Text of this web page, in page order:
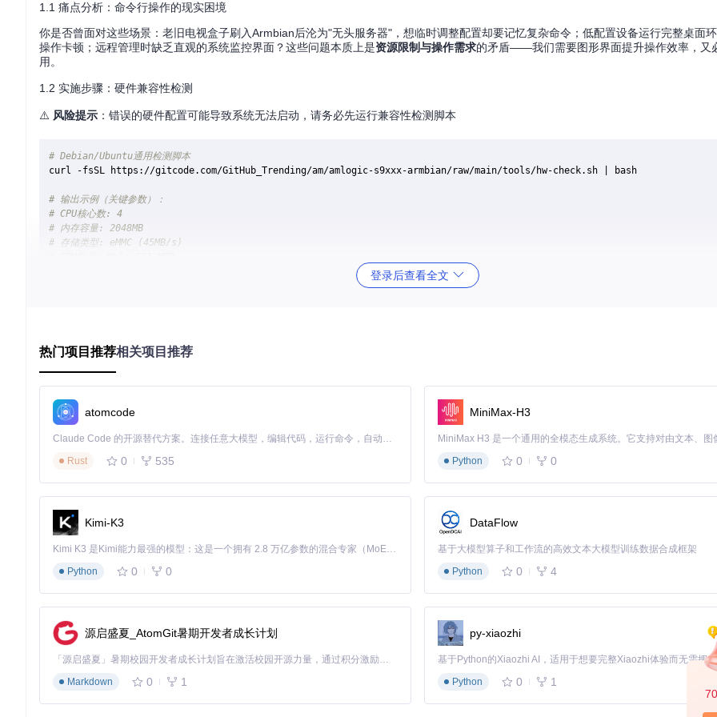
1.1 痛点分析：命令行操作的现实困境
你是否曾面对这些场景：老旧电视盒子刷入Armbian后沦为"无头服务器"，想临时调整配置却要记忆复杂命令；低配置设备运行完整桌面
操作卡顿；远程管理时缺乏直观的系统监控界面？这些问题本质上是资源限制与操作需求的矛盾——我们需要图形界面提升操作效率，又
用。
1.2 实施步骤：硬件兼容性检测
⚠️ 风险提示 ：错误的硬件配置可能导致系统无法启动，请务必先运行兼容性检测脚本
# Debian/Ubuntu通用检测脚本
curl -fsSL https://gitcode.com/GitHub_Trending/am/amlogic-s9xxx-armbian/raw/main/tools/hw-check.sh | bash
# 输出示例（关键参数）：
# CPU核心数: 4
# 内存容量: 2048MB
# 存储类型: eMMC (45MB/s)
老旧设备常见瓶颈：1GB内存以下仅建议使用窗口管理器（如i3wm）；Amlogic S905系列芯片需特别注意GPU驱动兼容性
2.1 LXQt：现代轻量新选择
痛点分析
传统LXDE界面老旧，而XFCE在512MB内存设备上仍显沉重。LXQt作为LXDE的Qt重写版本，既保持资源优势又提供现代UI体验，完美
# Debian 11/12安装命令
# Ubuntu 20.04/22.04安装命令
sudo systemctl enable lightdm && sudo
技术参数对比卡
项目
LXQt LXDE
XFCE
~420MB
登录后查看全文
热门项目推荐相关项目推荐
atomcode
Claude Code 的开源替代方案。连接任意大模型，编辑代码，运行命令，自动验证 — 全自动执行。用 Rust 构建，极致性能。 ｜ An open-source alternative to Claude Code. Connect any LLM, edit code, run commands, and verify changes — autonomously. Built in Rust for speed. Get Started
Rust
0 535
MiniMax-H3
Python 0 0
Kimi-K3
Kimi K3 是Kimi能力最强的模型：这是一个拥有 2.8 万亿参数的混合专家（MoE）模型，具备原生视觉理解能力，并支持 100 万 token 的上下文窗口。
Python
0 0
DataFlow
基于大模型算子和工作流的高效文本大模型训练数据合成框架
Python
0 4
源启盛夏_AtomGit暑期开发者成长计划
「源启盛夏」暑期校园开发者成长计划旨在激活校园开源力量，通过积分激励、认证扶持、资源倾斜等形式，引导高校组织和开发者完成「入驻 — 建项目 — 做贡献 — 获认证 — 得资源」的完整闭环。无论你是想带领社团入驻平台的组织者，还是希望用代码贡献证明自己的开发者，都能在这里找到属于你的成长路径。
Markdown
0 1
py-xiaozhi
Python 0 1